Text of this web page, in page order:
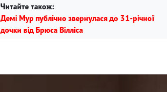
Читайте також:
Демі Мур публічно звернулася до 31-річної
дочки від Брюса Вілліса